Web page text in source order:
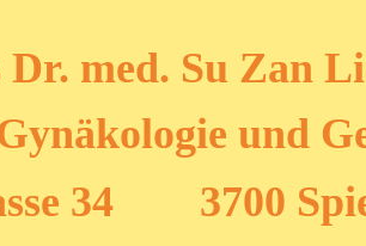
med. Su Zan
und G
34 3700